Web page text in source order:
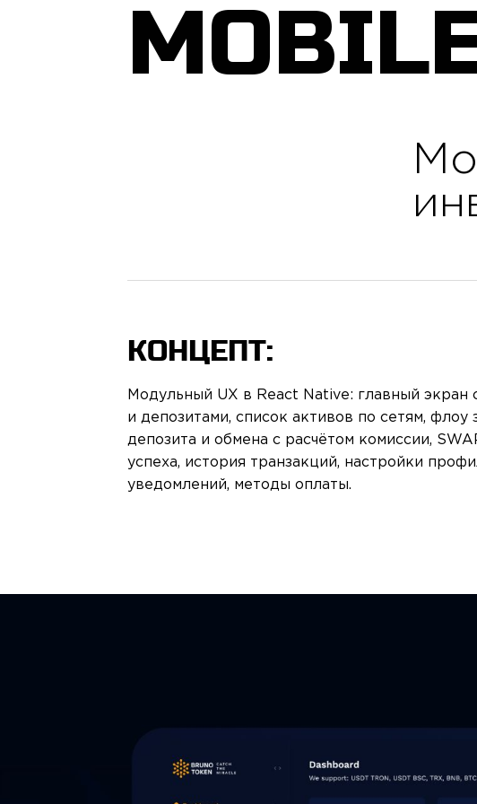
КОНЦЕПТ:
Модульный UX в React Native: главный экран
и депозитами, список активов по сетям, флоу
депозита и обмена с расчётом комиссии,
успеха, история транзакций, настройки
уведомлений, методы оплаты.